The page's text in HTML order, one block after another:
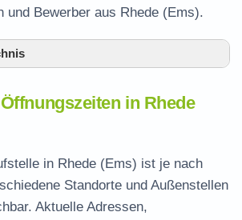
und Bewerber aus Rhede (Ems).
der Arbeitsvermittlung in Rhede
und Bürgergeld beantragen
– zuständige Stelle
in Rhede
in Rhede (Ems) ist je nach
Standorte und Außenstellen
Aktuelle Adressen,